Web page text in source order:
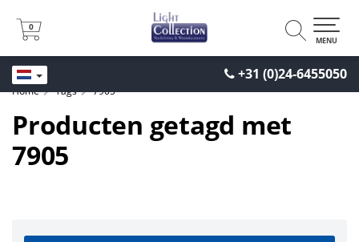
+31 (0)24-6455050
0
0
MENU
Home Tags 7905
Producten getagd met
7905